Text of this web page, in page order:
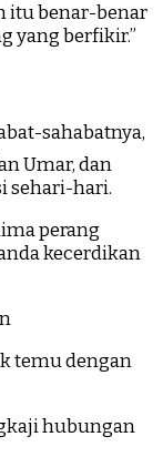
itu benar-benar
yang berfikir.”
Umar, dan
sehari-hari.
perang
kecerdikan
temu dengan
hubungan